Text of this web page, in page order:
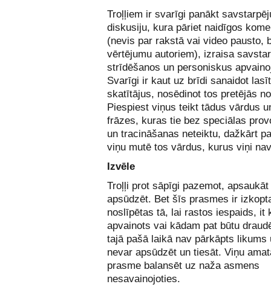
Troļļiem ir svarīgi panākt
diskusiju, kura pāriet naidīgos
(nevis par rakstā vai video pausto,
vērtējumu autoriem), izraisa
strīdēšanos un personiskus
Svarīgi ir kaut uz brīdi sanaidot
skatītājus, nosēdinot tos pretējās
Piespiest viņus teikt tādus vārdus
frāzes, kuras tie bez speciālas
un tracināšanas neteiktu, dažkārt
viņu mutē tos vārdus, kurus viņi
Izvēle
Troļļi prot sāpīgi pazemot, apsaukāt
apsūdzēt. Bet šīs prasmes ir
noslīpētas tā, lai rastos iespaids, it
apvainots vai kādam pat būtu
tajā pašā laikā nav pārkāpts likums
nevar apsūdzēt un tiesāt. Viņu
prasme balansēt uz naža asmens
nesavainojoties.